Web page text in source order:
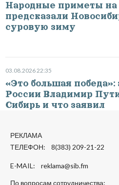
Народные приметы на
предсказали
суровую зиму
03.08.2026 22:35
«Это большая
России Владимир
Сибирь и что заявил
РЕКЛАМА
ТЕЛЕФОН: 8(383) 209-21-22
E-MAIL: reklama@sib.fm
По вопросам сотрудничества: